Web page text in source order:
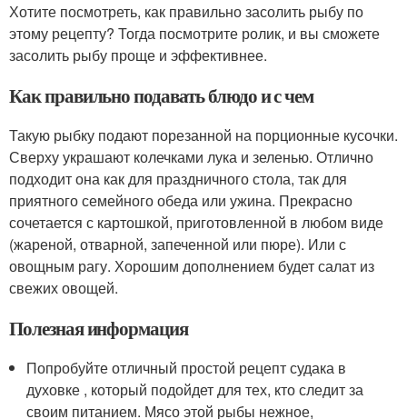
Хотите посмотреть, как правильно засолить рыбу по
этому рецепту? Тогда посмотрите ролик, и вы сможете
засолить рыбу проще и эффективнее.
Как правильно подавать блюдо и с чем
Такую рыбку подают порезанной на порционные кусочки.
Сверху украшают колечками лука и зеленью. Отлично
подходит она как для праздничного стола, так для
приятного семейного обеда или ужина. Прекрасно
сочетается с картошкой, приготовленной в любом виде
(жареной, отварной, запеченной или пюре). Или с
овощным рагу. Хорошим дополнением будет салат из
свежих овощей.
Полезная информация
Попробуйте отличный простой рецепт судака в
духовке , который подойдет для тех, кто следит за
своим питанием. Мясо этой рыбы нежное,